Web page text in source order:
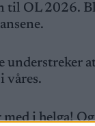
til OL 2026.
understreker
våres.
i helga!